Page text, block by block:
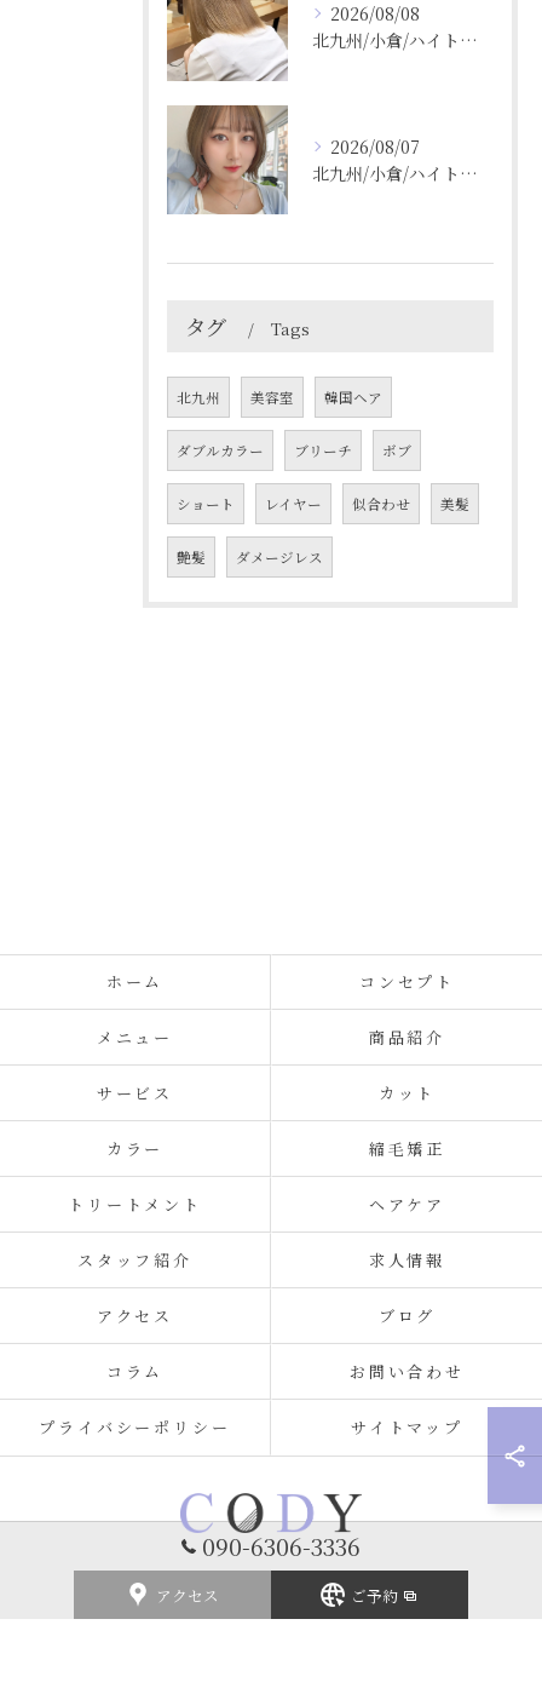
2026/08/08
北九州/小倉/ハイトーン/ケアブリーチ/ブリーチカラー
2026/08/07
北九州/小倉/ハイトーン/ケアブリーチ/ブリーチカラー
タグ Tags
北九州 美容室 韓国ヘア
ダブルカラー ブリーチ ボブ
ショート レイヤー 似合わせ 美髪
艶髪 ダメージレス
090-6306-3336
アクセス ご予約
ホーム コンセプト
メニュー 商品紹介
サービス カット
カラー 縮毛矯正
トリートメント ヘアケア
スタッフ紹介 求人情報
アクセス ブログ
コラム お問い合わせ
プライバシーポリシー サイトマップ
© 2026 福岡県北九州の美容室ならCODY ALL RIGHTS RESERVED.